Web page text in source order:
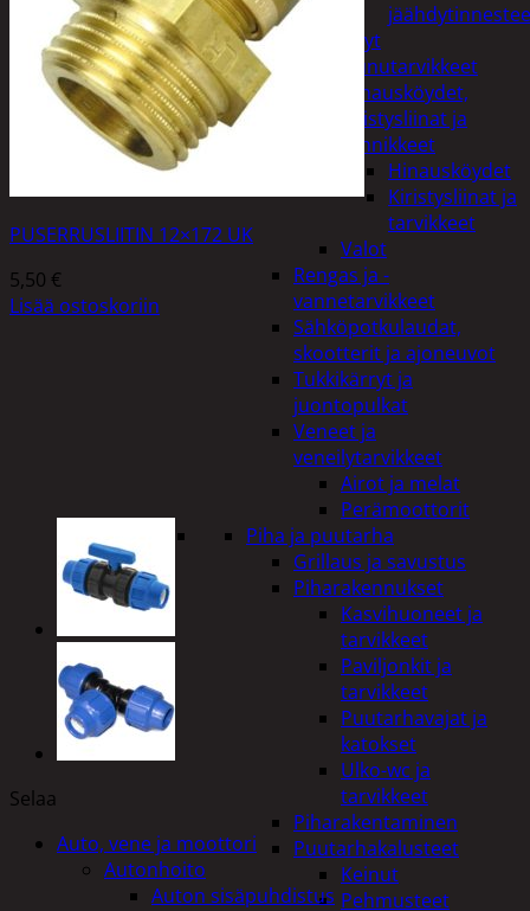
Öljyt
Perävaunutarvikkeet
Hinausköydet,
kiristysliinat ja
kiinnikkeet
Hinausköydet
Kiristysliinat ja
tarvikkeet
Valot
Rengas ja -
vannetarvikkeet
Sähköpotkulaudat,
skootterit ja ajoneuvot
Tukkikärryt ja
juontopulkat
Veneet ja
veneilytarvikkeet
Airot ja melat
Perämoottorit
Piha ja puutarha
Grillaus ja savustus
Piharakennukset
Kasvihuoneet ja
tarvikkeet
Paviljonkit ja
tarvikkeet
Puutarhavajat ja
katokset
Ulko-wc ja
tarvikkeet
Piharakentaminen
Puutarhakalusteet
Keinut
Pehmusteet
PUSERRUSLIITIN 12×172 UK
5,50 €
Lisää ostoskoriin
Selaa
Auto, vene ja moottori
Autonhoito
Auton sisäpuhdistus